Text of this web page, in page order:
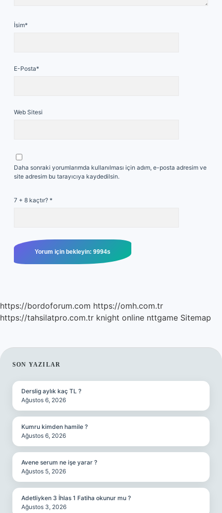
İsim*
E-Posta*
Web Sitesi
Daha sonraki yorumlarımda kullanılması için adım, e-posta adresim ve
site adresim bu tarayıcıya kaydedilsin.
7 + 8 kaçtır? *
https://bordoforum.com https://omh.com.tr
https://tahsilatpro.com.tr knight online nttgame Sitemap
SIDEBAR
SON YAZILAR
Derslig aylık kaç TL ?
Ağustos 6, 2026
Kumru kimden hamile ?
Ağustos 6, 2026
Avene serum ne işe yarar ?
Ağustos 5, 2026
Adetliyken 3 İhlas 1 Fatiha okunur mu ?
Ağustos 3, 2026